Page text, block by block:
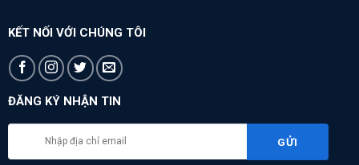
KẾT NỐI VỚI CHÚNG TÔI
ĐĂNG KÝ NHẬN TIN